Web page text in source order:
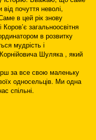
від почуття неволі,
в цей рік знову
загальноосвітня
в розвитку
мудрість і
Шуляка , який
за все свою маленьку
односельців. Ми одна
спільні.